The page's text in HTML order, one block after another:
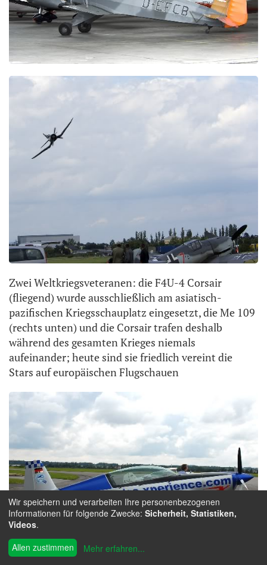
Zwei Weltkriegsveteranen: die F4U-4 Corsair
(fliegend) wurde ausschließlich am asiatisch-
pazifischen Kriegsschauplatz eingesetzt, die Me 109
(rechts unten) und die Corsair trafen deshalb
während des gesamten Krieges niemals
aufeinander; heute sind sie friedlich vereint die
Stars auf europäischen Flugschauen
Wir speichern und verarbeiten Ihre personenbezogenen
Informationen für folgende Zwecke: Sicherheit, Statistiken,
Videos.
Allen zustimmen
Mehr erfahren...